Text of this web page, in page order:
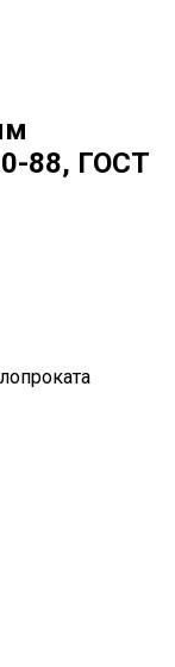
88, ГОСТ